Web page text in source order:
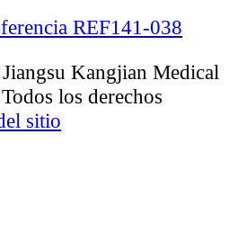
REF141-038
Kangjian Medical
los derechos
sitio